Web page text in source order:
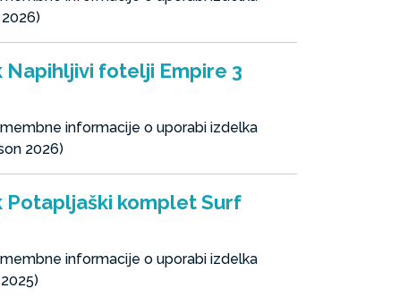
fotelji Empire 3
informacije o uporabi izdelka
2026)
Potapljaški komplet Surf
informacije o uporabi izdelka